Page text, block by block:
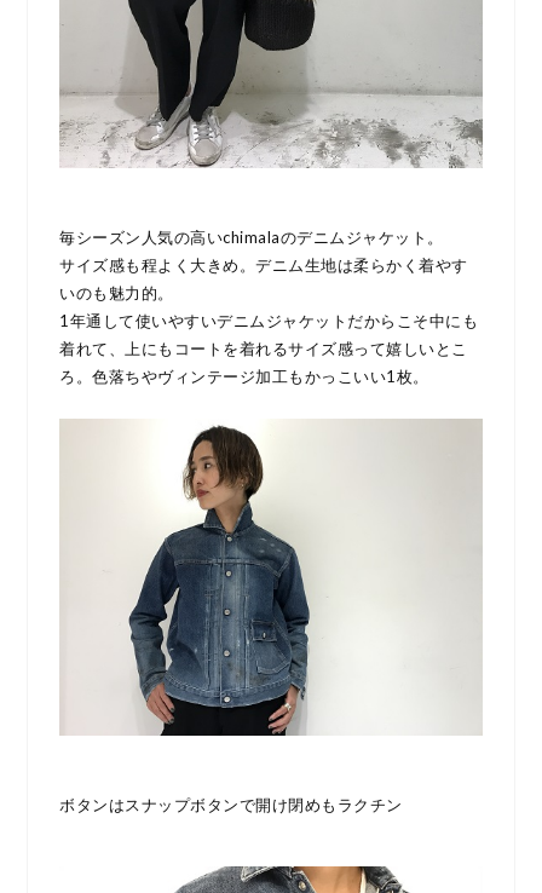
毎シーズン人気の高いchimalaのデニムジャケット。
サイズ感も程よく大きめ。デニム生地は柔らかく着やす
いのも魅力的。
1年通して使いやすいデニムジャケットだからこそ中にも
着れて、上にもコートを着れるサイズ感って嬉しいとこ
ろ。色落ちやヴィンテージ加工もかっこいい1枚。
ボタンはスナップボタンで開け閉めもラクチン